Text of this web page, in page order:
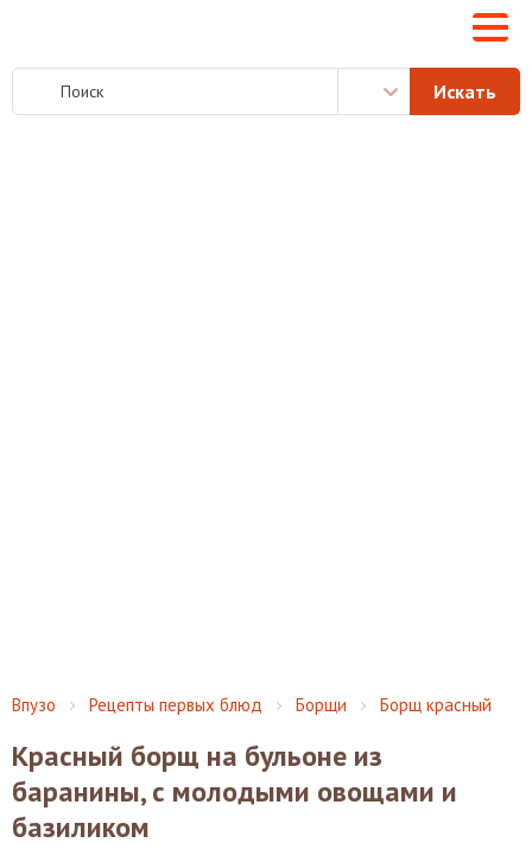
Впузо Рецепты первых блюд Борщи Борщ красный
Красный борщ на бульоне из
баранины, с молодыми овощами и
базиликом